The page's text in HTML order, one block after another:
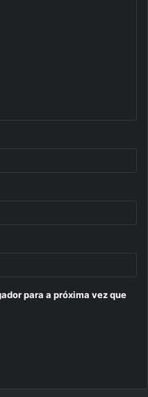
para a próxima vez que